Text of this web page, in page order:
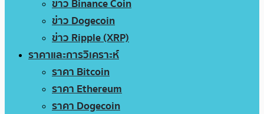
ข่าว Binance Coin
ข่าว Dogecoin
ข่าว Ripple (XRP)
ราคาและการวิเคราะห์
ราคา Bitcoin
ราคา Ethereum
ราคา Dogecoin